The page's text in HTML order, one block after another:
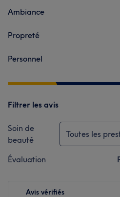
Ambiance
Propreté
Personnel
Filtrer les avis
Soin de
beauté
Toutes les
Évaluation
Avis vérifiés